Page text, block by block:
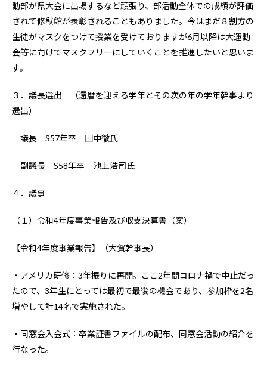
動部が県大会に出場するなど頑張り、部活動全体での成績が評価
されて修猷館が表彰されることもありました。今はまだ８割方の
生徒がマスクをつけて授業を受けておりますが6月以降は大運動
会等に向けてマスクフリーにしていくことを推進したいと思いま
す。
３．議長選出 （還暦を迎える学年とその次の年の学年幹事より
選出）
議長 S57年卒 田中徹氏
副議長 S58年卒 池上浩司氏
４．議事
（１）令和4年度事業報告及び収支決算書（案）
【令和4年度事業報告】（大賀幹事長）
・アメリカ研修：3年振りに再開。ここ2年間コロナ禍で中止だっ
たので、3年生にとっては最初で最後の機会であり、参加枠を2名
増やして計14名で実施された。
・同窓会入会式：卒業証書ファイルの配布、同窓会活動の紹介を
行なった。